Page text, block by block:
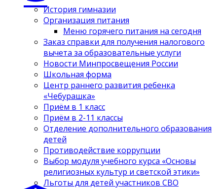
История гимназии
Организация питания
Меню горячего питания на сегодня
Заказ справки для получения налогового
вычета за образовательные услуги
Новости Минпросвещения России
Школьная форма
Центр раннего развития ребенка
«Чебурашка»
Приём в 1 класс
Приём в 2-11 классы
Отделение дополнительного образования
детей
Противодействие коррупции
Выбор модуля учебного курса «Основы
религиозных культур и светской этики»
Льготы для детей участников СВО